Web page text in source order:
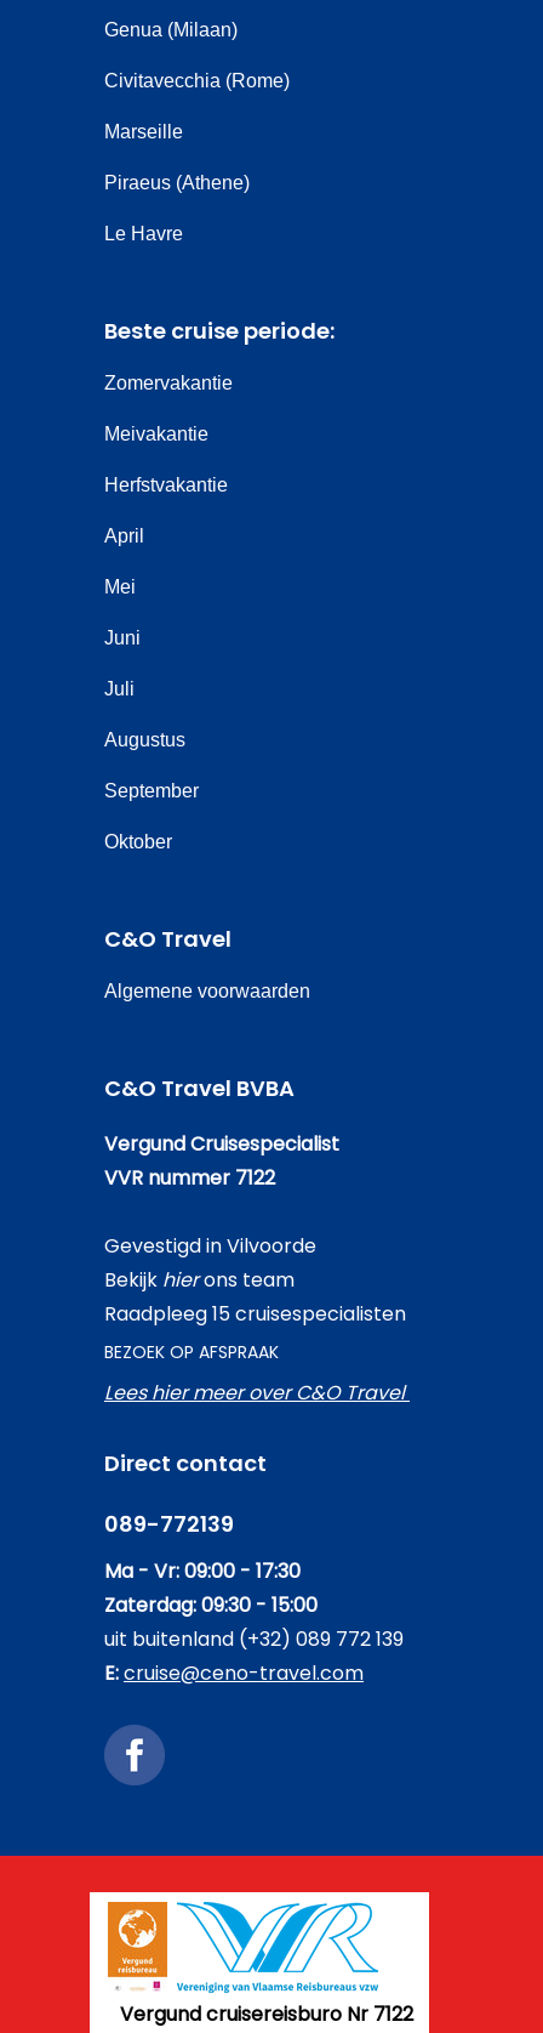
Genua (Milaan)
Civitavecchia (Rome)
Marseille
Piraeus (Athene)
Le Havre
Beste cruise periode:
Zomervakantie
Meivakantie
Herfstvakantie
April
Mei
Juni
Juli
Augustus
September
Oktober
C&O Travel
Algemene voorwaarden
C&O Travel BVBA
Vergund Cruisespecialist
VVR nummer 7122
Gevestigd in Vilvoorde
Bekijk hierons team
Raadpleeg 15 cruisespecialisten
BEZOEK OP AFSPRAAK
Lees hier meer over C&O Travel
Direct contact
089-772139
Ma - Vr: 09:00 - 17:30
Zaterdag: 09:30 - 15:00
uit buitenland (+32) 089 772 139
E:cruise@ceno-travel.com
Vergund cruisereisburo Nr 7122